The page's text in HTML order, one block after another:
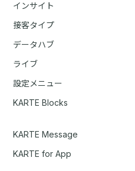
インサイト
接客タイプ
データハブ
ライブ
設定メニュー
KARTE Blocks
KARTE Message
KARTE for App